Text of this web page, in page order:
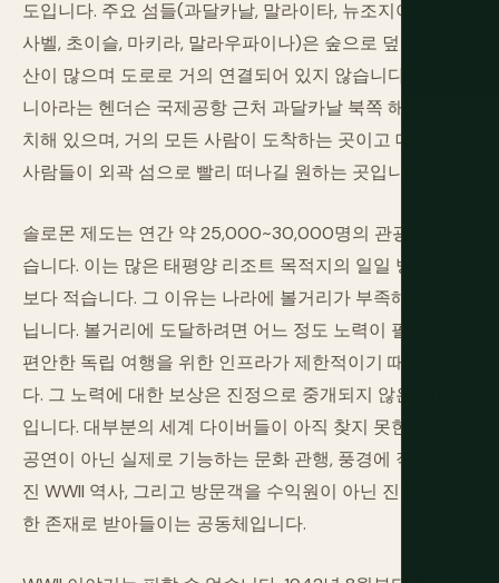
도입니다. 주요 섬들(과달카날, 말라이타, 뉴조지아, 산타이
사벨, 초이슬, 마키라, 말라우파이나)은 숲으로 덮여 있고
산이 많으며 도로로 거의 연결되어 있지 않습니다. 수도 호
니아라는 헨더슨 국제공항 근처 과달카날 북쪽 해안에 위
치해 있으며, 거의 모든 사람이 도착하는 곳이고 대부분의
사람들이 외곽 섬으로 빨리 떠나길 원하는 곳입니다.
솔로몬 제도는 연간 약 25,000~30,000명의 관광객을 받
습니다. 이는 많은 태평양 리조트 목적지의 일일 방문객 수
보다 적습니다. 그 이유는 나라에 볼거리가 부족해서가 아
닙니다. 볼거리에 도달하려면 어느 정도 노력이 필요하고
편안한 독립 여행을 위한 인프라가 제한적이기 때문입니
다. 그 노력에 대한 보상은 진정으로 중개되지 않은 태평양
입니다. 대부분의 세계 다이버들이 아직 찾지 못한 다이빙,
공연이 아닌 실제로 기능하는 문화 관행, 풍경에 직접 새겨
진 WWII 역사, 그리고 방문객을 수익원이 아닌 진정한 희귀
한 존재로 받아들이는 공동체입니다.